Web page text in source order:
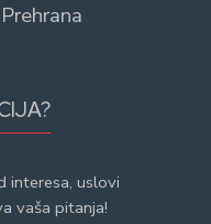
Prehrana
interesa, uslovi
vaša pitanja!